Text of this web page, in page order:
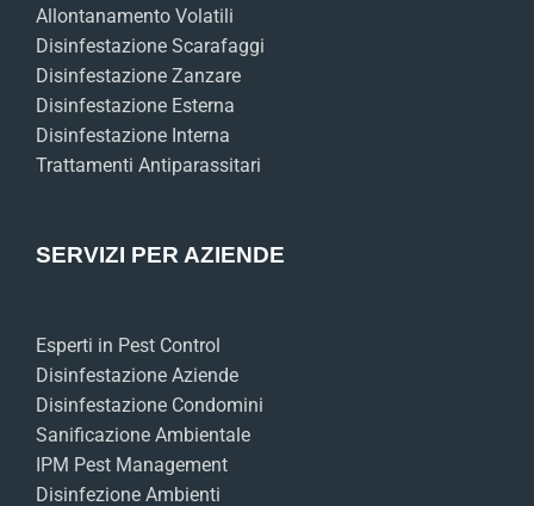
Allontanamento Volatili
Disinfestazione Scarafaggi
Disinfestazione Zanzare
Disinfestazione Esterna
Disinfestazione Interna
Trattamenti Antiparassitari
SERVIZI PER AZIENDE
Esperti in Pest Control
Disinfestazione Aziende
Disinfestazione Condomini
Sanificazione Ambientale
IPM Pest Management
Disinfezione Ambienti